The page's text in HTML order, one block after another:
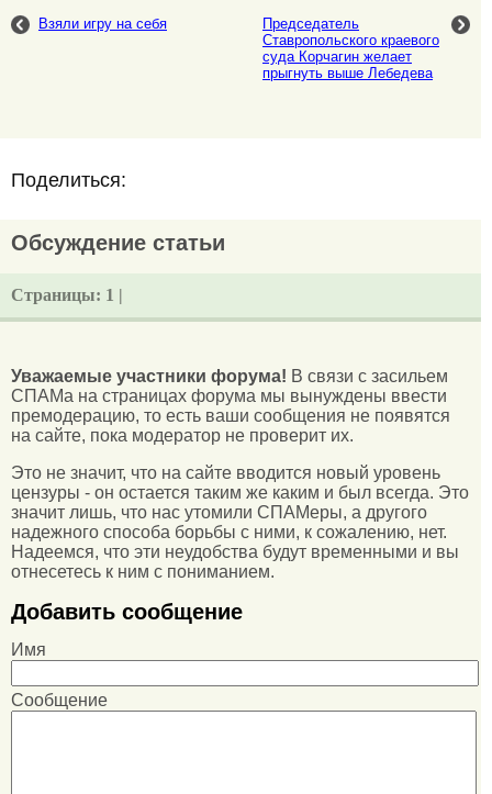
Взяли игру на себя
Председатель
Ставропольского краевого
суда Корчагин желает
прыгнуть выше Лебедева
Поделиться:
Обсуждение статьи
Страницы: 1 |
Уважаемые участники форума! В связи с засильем
СПАМа на страницах форума мы вынуждены ввести
премодерацию, то есть ваши сообщения не появятся
на сайте, пока модератор не проверит их.
Это не значит, что на сайте вводится новый уровень
цензуры - он остается таким же каким и был всегда. Это
значит лишь, что нас утомили СПАМеры, а другого
надежного способа борьбы с ними, к сожалению, нет.
Надеемся, что эти неудобства будут временными и вы
отнесетесь к ним с пониманием.
Добавить сообщение
Имя
Сообщение